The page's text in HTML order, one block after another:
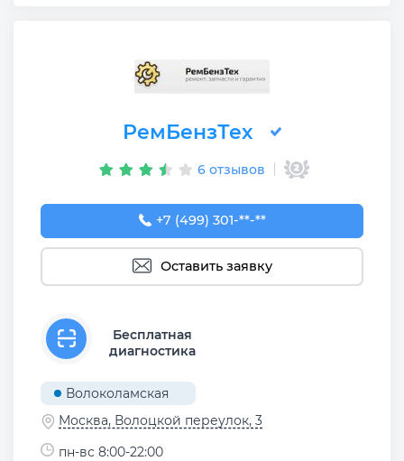
РемБензТех
6 отзывов
+7 (499) 301-78-79
+7 (499) 301-**-**
Оставить заявку
Бесплатная
диагностика
Волоколамская
Москва, Волоцкой переулок, 3
пн-вс 8:00-22:00